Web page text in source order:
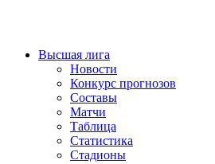
Высшая лига
Новости
Конкурс прогнозов
Составы
Матчи
Таблица
Статистика
Стадионы